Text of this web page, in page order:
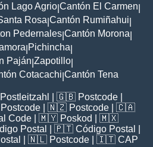
Lago Agrio Cantón El Carmen
Rosa Cantón Rumiñahui
Pedernales Cantón Morona
Pichincha
Paján Zapotillo
Cotacachi Cantón Tena
Postleitzahl | 🇬🇧 Postcode
Postcode | 🇳🇿 Postcode | 🇨🇦
Code | 🇲🇾 Poskod
| 🇲🇽
Postal | 🇵🇹 Código Postal
| 🇳🇱 Postcode | 🇮🇹 CAP